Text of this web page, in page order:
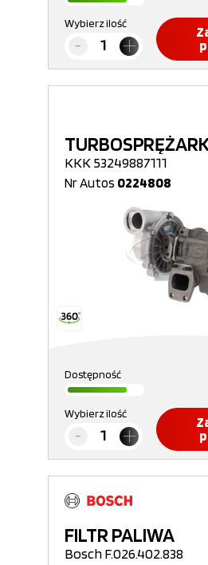
Wybierz ilość
KKK 53249887111
Nr Autos 0224808
Dostępność
Wybierz ilość
FILTR PALIWA
Bosch F.026.402.838